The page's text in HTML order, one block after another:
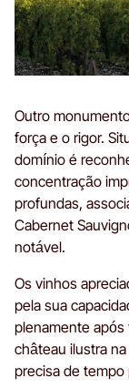
Outro
força e o rigor.
domínio é
concentração
profundas,
Cabernet
notável.
Os vinhos
pela sua
plenamente após
château ilustra
precisa de tempo